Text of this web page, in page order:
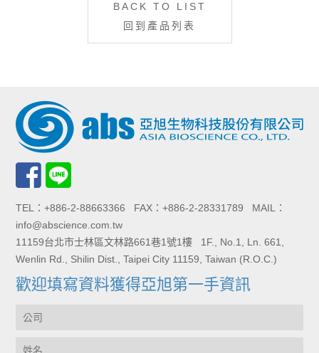
BACK TO LIST
回到產品列表
TEL：+886-2-88663366 FAX：+886-2-28331789 MAIL：
info@abscience.com.tw
11159台北市士林區文林路661巷1號1樓 1F., No.1, Ln. 661,
Wenlin Rd., Shilin Dist., Taipei City 11159, Taiwan (R.O.C.)
歡迎填寫資料獲得亞旭第一手資訊